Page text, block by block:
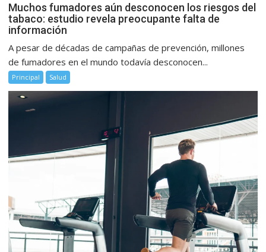
Muchos fumadores aún desconocen los riesgos del
tabaco: estudio revela preocupante falta de
información
A pesar de décadas de campañas de prevención, millones
de fumadores en el mundo todavía desconocen...
Principal Salud